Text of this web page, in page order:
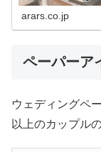
arars.co.jp
ペーパーア
ウェディングペ
以上のカップル